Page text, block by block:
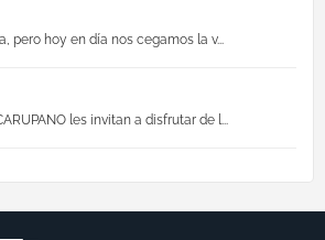
pero hoy en día nos cegamos la v...
les invitan a disfrutar de l...